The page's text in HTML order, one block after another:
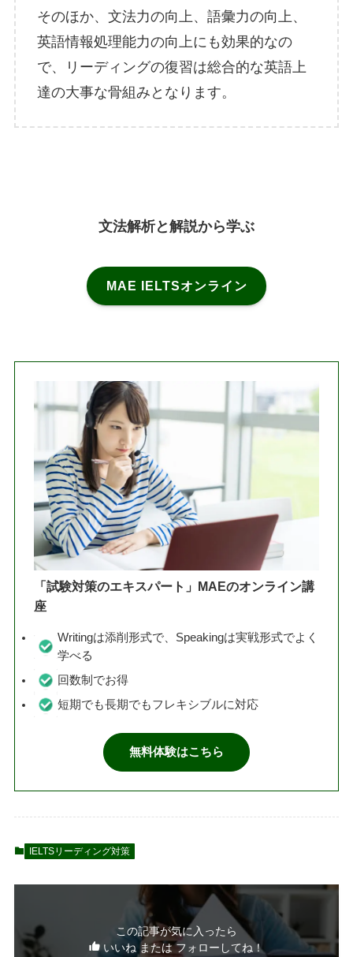
そのほか、文法力の向上、語彙力の向上、
英語情報処理能力の向上にも効果的なの
で、リーディングの復習は総合的な英語上
達の大事な骨組みとなります。
文法解析と解説から学ぶ
MAE IELTSオンライン
「試験対策のエキスパート」MAEのオンライン講
座
Writingは添削形式で、Speakingは実戦形式でよく
学べる
回数制でお得
短期でも長期でもフレキシブルに対応
無料体験はこちら
IELTSリーディング対策
この記事が気に入ったら
いいね または フォローしてね！